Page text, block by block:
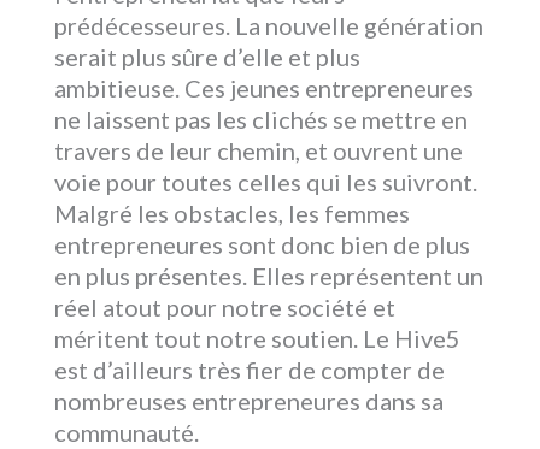
prédécesseures. La nouvelle génération
serait plus sûre d’elle et plus
ambitieuse. Ces jeunes entrepreneures
ne laissent pas les clichés se mettre en
travers de leur chemin, et ouvrent une
voie pour toutes celles qui les suivront.
Malgré les obstacles, les femmes
entrepreneures sont donc bien de plus
en plus présentes. Elles représentent un
réel atout pour notre société et
méritent tout notre soutien. Le Hive5
est d’ailleurs très fier de compter de
nombreuses entrepreneures dans sa
communauté.